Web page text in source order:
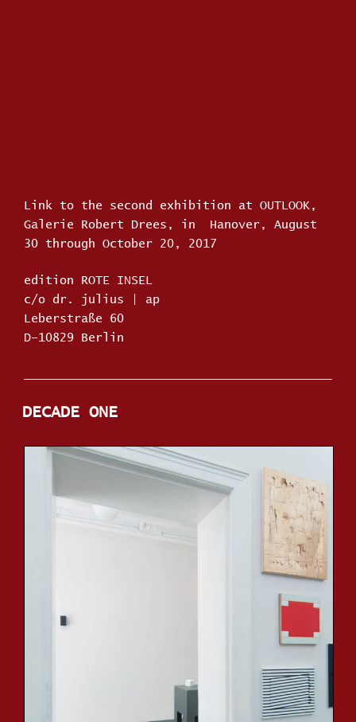
Link to the second exhibition at OUTLOOK,
Galerie Robert Drees, in Hanover, August
30 through October 20, 2017
edition ROTE INSEL
c/o dr. julius | ap
Leberstraße 60
D–10829 Berlin
DECADE ONE